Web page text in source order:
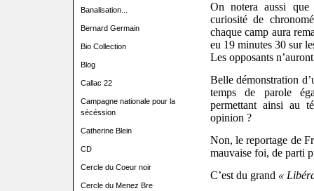
Banalisation...
Bernard Germain
Bio Collection
Blog
Callac 22
Campagne nationale pour la
sécéssion
Catherine Blein
CD
Cercle du Coeur noir
Cercle du Menez Bre
On notera aussi
curiosité de
chaque camp aura
eu 19 minutes 30 sur
Les opposants
Belle démonstration
temps de parole
permettant ainsi au
opinion ?
Non, le reportage de
mauvaise foi, de parti
C’est du grand «